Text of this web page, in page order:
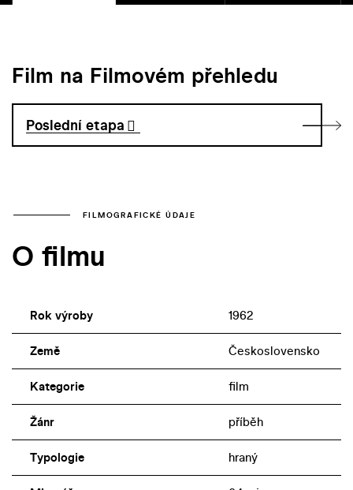
Film na Filmovém přehledu
Poslední etapa
FILMOGRAFICKÉ ÚDAJE
O filmu
Rok výroby 1962
Země Československo
Kategorie film
Žánr příběh
Typologie hraný